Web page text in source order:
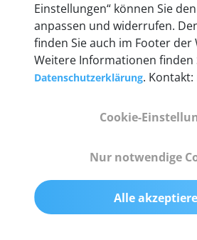
Technische
Gewicht
Einstellungen“ können Sie
anpassen und widerrufen.
finden Sie auch im Footer der
Weitere Informationen finden
Datenschutzerklärung. Kontakt:
Cookie-
Nur notwendige
Alle